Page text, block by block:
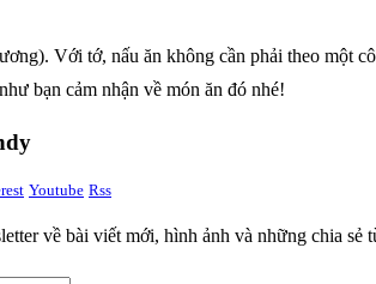
Với tớ, nấu ăn không cần phải theo một
bạn cảm nhận về món ăn đó nhé!
Youtube Rss
về bài viết mới, hình ảnh và những chia sẻ